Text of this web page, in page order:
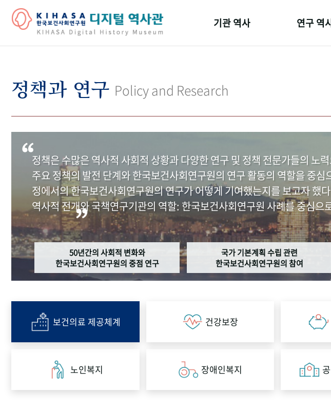
기관 역사
기관 변천사
연구 역
정책과 연구 Policy and Research
정책은 수많은 역사적 사회적 상황과 다양한 연구 및 정책 전문가들의 노
주요 정책의 발전 단계와 한국보건사회연구원의 연구 활동의 역할을 중
정에서의 한국보건사회연구원의 연구가 어떻게 기여했는지를 보고자 했
역사적 전개와 국책연구기관의 역할: 한국보건사회연구원 사례를 중심
50년간의 사회적 변화와
한국보건사회연구원의 중점 연구
국가 기본계획 수립 관련
한국보건사회연구원의 참여
보건의료 제공체계 건강보장
노인복지 장애인복지